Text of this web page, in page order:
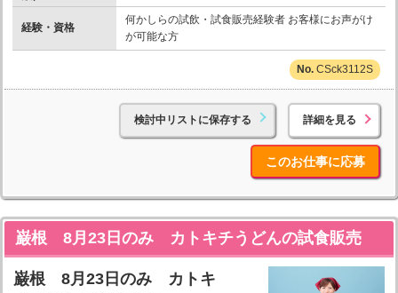
経験・資格
何かしらの試飲・試食販売経験者 お客様にお声がけ
が可能な方
CSck3112S
検討中リストに保存する 詳細を見る
このお仕事に応募
巌根 8月23日のみ カトキチうどんの試食販売
巌根 8月23日のみ カトキ